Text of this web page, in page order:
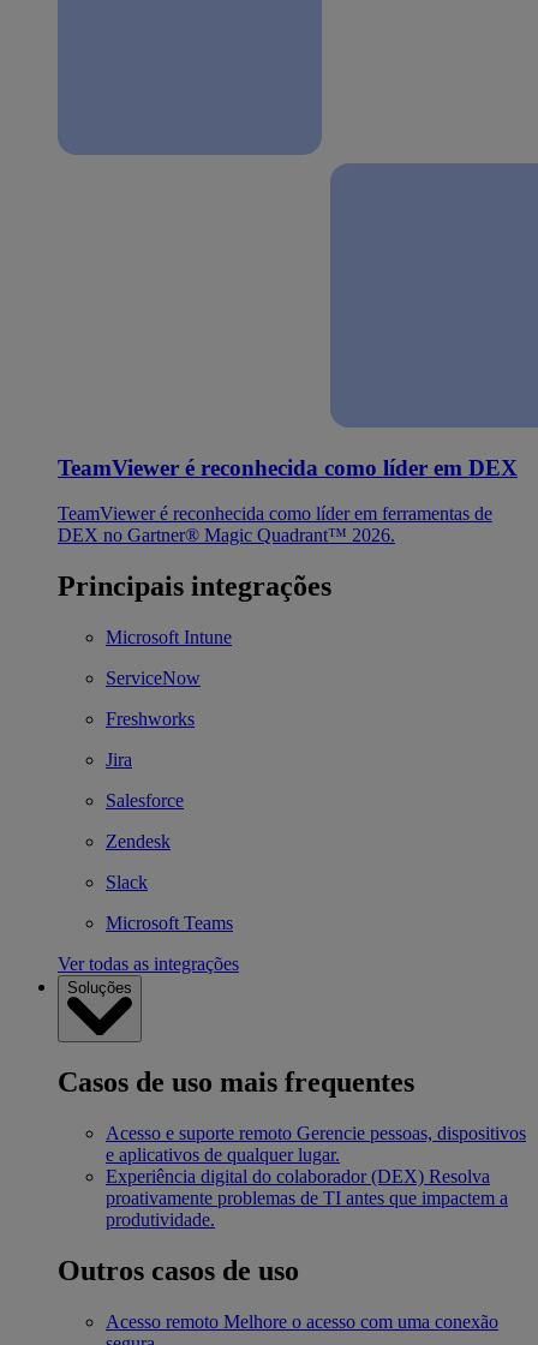
TeamViewer é reconhecida como líder em DEX
TeamViewer é reconhecida como líder em ferramentas de
DEX no Gartner® Magic Quadrant™ 2026.
Principais integrações
Microsoft Intune
ServiceNow
Freshworks
Jira
Salesforce
Zendesk
Slack
Microsoft Teams
Ver todas as integrações
Soluções
Casos de uso mais frequentes
Acesso e suporte remoto Gerencie pessoas, dispositivos
e aplicativos de qualquer lugar.
Experiência digital do colaborador (DEX) Resolva
proativamente problemas de TI antes que impactem a
produtividade.
Outros casos de uso
Acesso remoto Melhore o acesso com uma conexão